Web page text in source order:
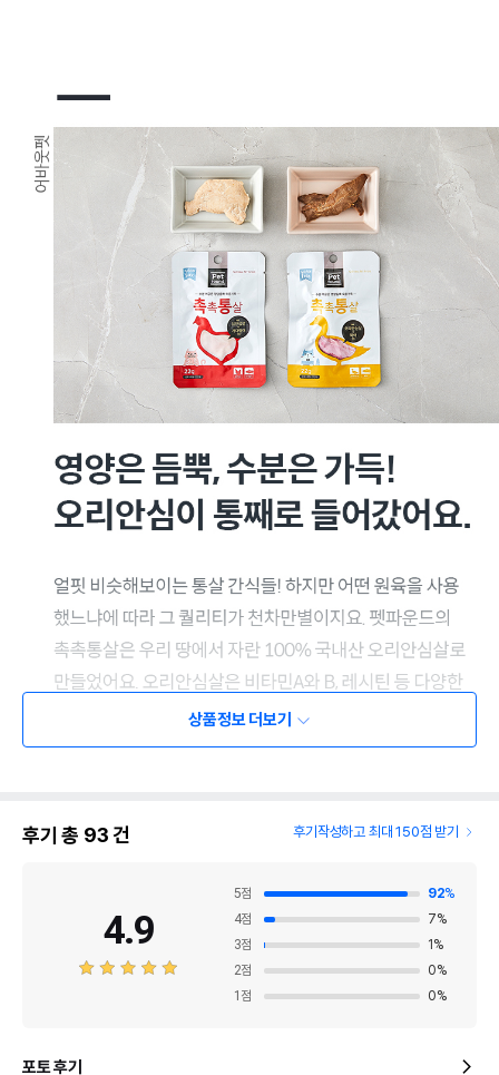
상품정보 더보기
후기 총 93건 후기작성하고 최대 150점 받기
4.9
5점 92%
4점 7%
3점 1 %
2점 0%
1 점 0%
포토 후기